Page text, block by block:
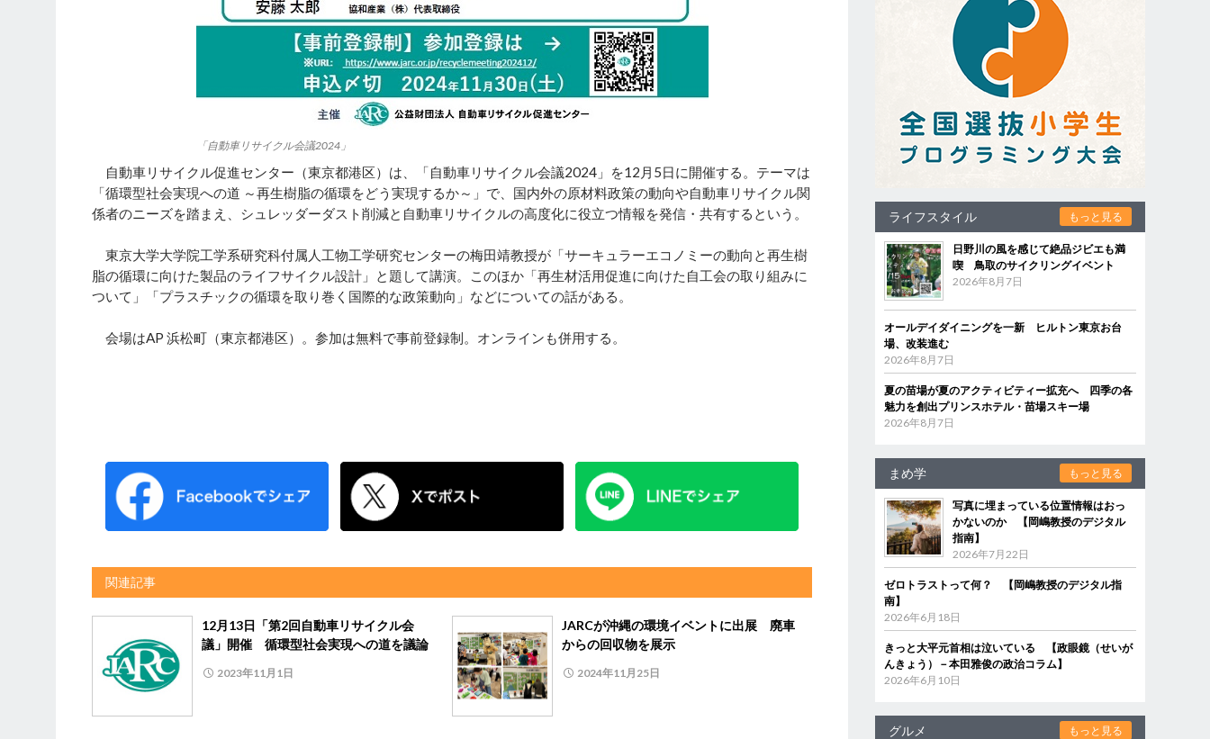
「自動車リサイクル会議2024」
自動車リサイクル促進センター（東京都港区）は、「自動車リサイクル会議2024」を12月5日に開催する。テーマは
「循環型社会実現への道 ～再生樹脂の循環をどう実現するか～」で、国内外の原材料政策の動向や自動車リサイクル関
係者のニーズを踏まえ、シュレッダーダスト削減と自動車リサイクルの高度化に役立つ情報を発信・共有するという。
東京大学大学院工学系研究科付属人工物工学研究センターの梅田靖教授が「サーキュラーエコノミーの動向と再生樹
脂の循環に向けた製品のライフサイクル設計」と題して講演。このほか「再生材活用促進に向けた自工会の取り組みに
ついて」「プラスチックの循環を取り巻く国際的な政策動向」などについての話がある。
会場はAP 浜松町（東京都港区）。参加は無料で事前登録制。オンラインも併用する。
関連記事
12月13日「第2回自動車リサイクル会
議」開催 循環型社会実現への道を議論
2023年11月1日
JARCが沖縄の環境イベントに出展 廃車
からの回収物を展示
2024年11月25日
ライフスタイル もっと見る
日野川の風を感じて絶品ジビエも満
喫 鳥取のサイクリングイベント
2026年8月7日
オールデイダイニングを一新 ヒルトン東京お台
場、改装進む
2026年8月7日
夏の苗場が夏のアクティビティー拡充へ 四季の各
魅力を創出プリンスホテル・苗場スキー場
2026年8月7日
まめ学 もっと見る
写真に埋まっている位置情報はおっ
かないのか 【岡嶋教授のデジタル
指南】
2026年7月22日
ゼロトラストって何？ 【岡嶋教授のデジタル指
南】
2026年6月18日
きっと大平元首相は泣いている 【政眼鏡（せいが
んきょう）－本田雅俊の政治コラム】
2026年6月10日
グルメ もっと見る